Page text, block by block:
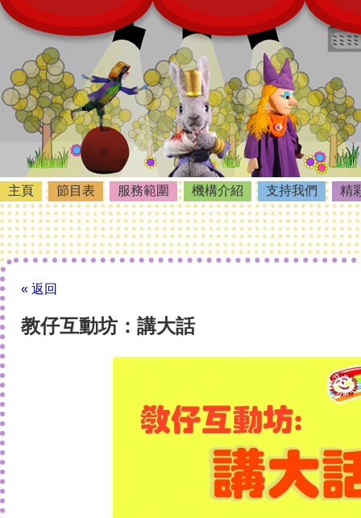
主頁 節目表 服務範圍 機構介紹 支持我們 精
« 返回
教仔互動坊：講大話